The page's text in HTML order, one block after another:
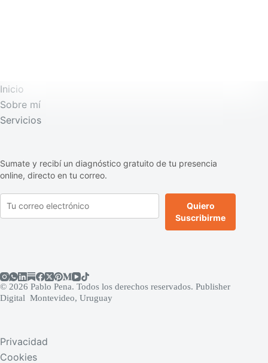
Inicio
Sobre mí
Servicios
Sumate y recibí un diagnóstico gratuito de tu presencia
online, directo en tu correo.
Quiero
Suscribirme
© 2026 Pablo Pena. Todos los derechos reservados. Publisher
Digital Montevideo, Uruguay
Privacidad
Cookies